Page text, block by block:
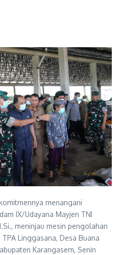
menangani
IX/Udayana Mayjen TNI
meninjau mesin pengolahan
Linggasana, Desa Buana
Karangasem, Senin